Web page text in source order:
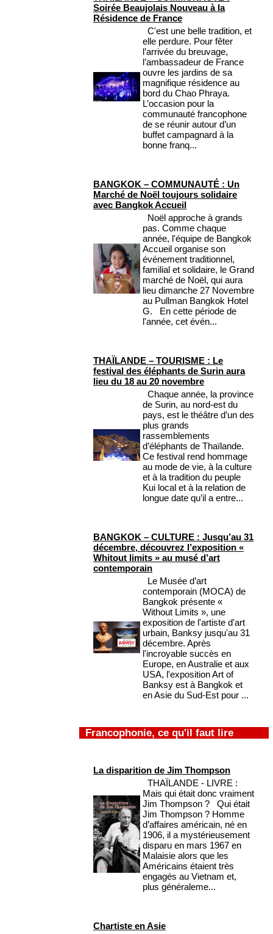
Soirée Beaujolais Nouveau à la
Résidence de France
C'est une belle tradition, et
elle perdure. Pour fêter
l’arrivée du breuvage,
l’ambassadeur de France
ouvre les jardins de sa
magnifique résidence au
bord du Chao Phraya.
L’occasion pour la
communauté francophone
de se réunir autour d’un
buffet campagnard à la
bonne franq...
BANGKOK – COMMUNAUTÉ : Un
Marché de Noël toujours solidaire
avec Bangkok Accueil
Noël approche à grands
pas. Comme chaque
année, l'équipe de Bangkok
Accueil organise son
événement traditionnel,
familial et solidaire, le Grand
marché de Noël, qui aura
lieu dimanche 27 Novembre
au Pullman Bangkok Hotel
G. En cette période de
l'année, cet évén...
THAÏLANDE – TOURISME : Le
festival des éléphants de Surin aura
lieu du 18 au 20 novembre
Chaque année, la province
de Surin, au nord-est du
pays, est le théâtre d’un des
plus grands
rassemblements
d’éléphants de Thaïlande.
Ce festival rend hommage
au mode de vie, à la culture
et à la tradition du peuple
Kui local et à la relation de
longue date qu’il a entre...
BANGKOK – CULTURE : Jusqu’au 31
décembre, découvrez l’exposition «
Whitout limits » au musé d’art
contemporain
Le Musée d’art
contemporain (MOCA) de
Bangkok présente «
Without Limits », une
exposition de l'artiste d'art
urbain, Banksy jusqu'au 31
décembre. Après
l'incroyable succès en
Europe, en Australie et aux
USA, l'exposition Art of
Banksy est à Bangkok et
en Asie du Sud-Est pour ...
Francophonie, ce qu'il faut lire
La disparition de Jim Thompson
THAÏLANDE - LIVRE :
Mais qui était donc vraiment
Jim Thompson ? Qui était
Jim Thompson ? Homme
d’affaires américain, né en
1906, il a mystérieusement
disparu en mars 1967 en
Malaisie alors que les
Américains étaient très
engagés au Vietnam et,
plus généraleme...
Chartiste en Asie